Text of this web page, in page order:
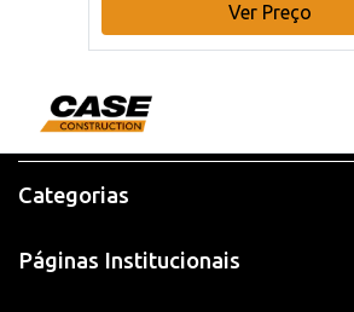
Ver Preço
Categorias
Páginas Institucionais